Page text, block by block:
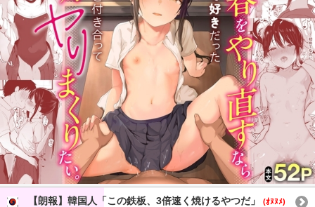
【朗報】韓国人「この鉄板、3倍速く焼けるやつだ」 (ｵﾇﾇﾒ)